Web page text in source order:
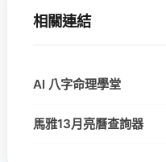
相關連結
AI 八字命理學堂
馬雅13月亮曆查詢器